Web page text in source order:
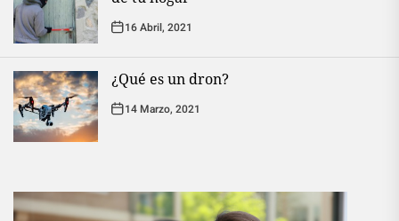
16 Abril, 2021
¿Qué es un dron?
14 Marzo, 2021